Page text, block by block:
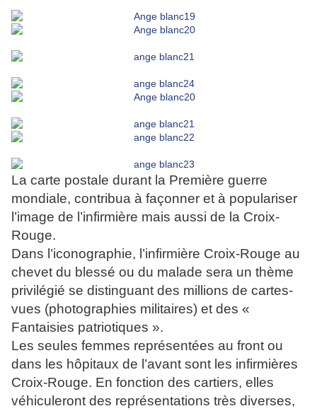
La carte postale durant la Première guerre
mondiale, contribua à façonner et à populariser
l’image de l’infirmière mais aussi de la Croix-
Rouge.
Dans l’iconographie, l’infirmière Croix-Rouge au
chevet du blessé ou du malade sera un thème
privilégié se distinguant des millions de cartes-
vues (photographies militaires) et des «
Fantaisies patriotiques ».
Les seules femmes représentées au front ou
dans les hôpitaux de l’avant sont les infirmières
Croix-Rouge. En fonction des cartiers, elles
véhiculeront des représentations très diverses,